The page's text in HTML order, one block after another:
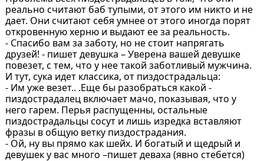
реально считают баб тупыми, от этого им никто и не
дает. Они считают себя умнее от этого иногда порят
откровенную херню и выдают ее за реальность.
- Спасибо вам за заботу, но не стоит напрягать
друзей! - пишет девушка – Уверена вашей девушке
повезет, с тем, что у нее такой заботливый мужчина.
И тут, сука идет классика, от пиздострадальца:
- Им уже везет.. .Еще бы разобраться какой -
пиздострадалец включает мачо, показывая, что у
него гарем. Перья распущенны, остальные
пиздострадальцы сосут и лишь изредка вставляют
фразы в общую ветку пиздострадания.
- Ой, ну вы прямо как шейх. И богатый и щедрый и
девушек у вас много –пишет деваха (явно стебется)